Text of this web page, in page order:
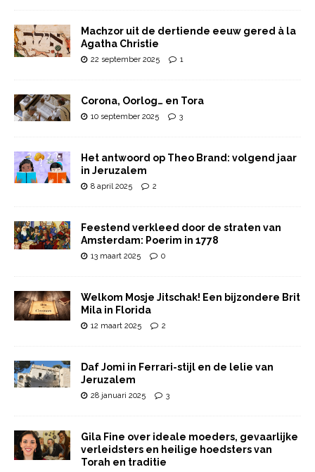
Machzor uit de dertiende eeuw gered à la
Agatha Christie
22 september 2025 1
Corona, Oorlog… en Tora
10 september 2025 3
Het antwoord op Theo Brand: volgend jaar
in Jeruzalem
8 april 2025 2
Feestend verkleed door de straten van
Amsterdam: Poerim in 1778
13 maart 2025 0
Welkom Mosje Jitschak! Een bijzondere Brit
Mila in Florida
12 maart 2025 2
Daf Jomi in Ferrari-stijl en de lelie van
Jeruzalem
28 januari 2025 3
Gila Fine over ideale moeders, gevaarlijke
verleidsters en heilige hoedsters van
Torah en traditie